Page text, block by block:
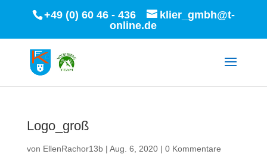
+49 (0) 60 46 - 436
klier_gmbh@t-
online.de
Logo_groß
von EllenRachor13b| Aug. 6, 2020| 0 Kommentare